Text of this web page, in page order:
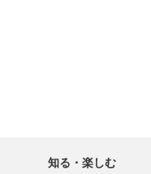
知る・楽しむ